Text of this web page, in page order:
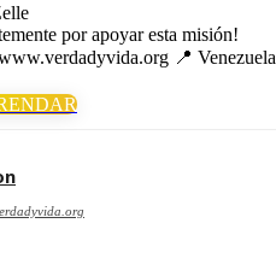
por apoyar esta misión!
📍 Venezuela